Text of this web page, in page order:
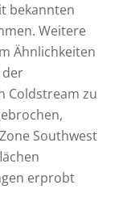
bekannten
Weitere
Ähnlichkeiten
der
Coldstream zu
Southwest
erprobt